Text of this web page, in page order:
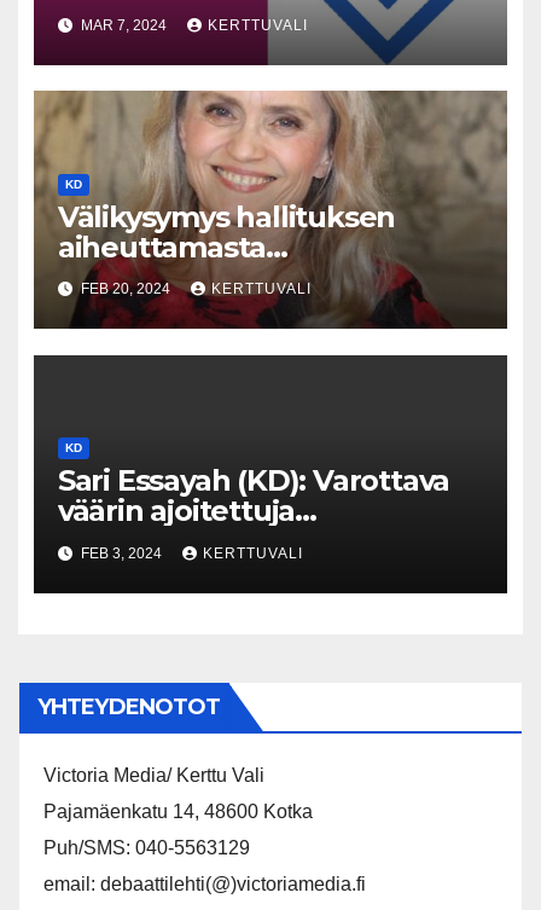
eurovaaleissa
MAR 7, 2024 KERTTUVALI
KD
Välikysymys hallituksen
aiheuttamasta
työmarkkinakaaoksesta
20.2.2024 KD:n
ryhmäpuheenvuoro,
FEB 20, 2024 KERTTUVALI
KD
Sari Essayah (KD): Varottava
väärin ajoitettuja
sopeutustoimia, tärkeintä
tuottavuuden ja työllisyyden
kasvun edellytysten
FEB 3, 2024 KERTTUVALI
YHTEYDENOTOT
Victoria Media/ Kerttu Vali
Pajamäenkatu 14, 48600 Kotka
Puh/SMS: 040-5563129
email: debaattilehti(@)victoriamedia.fi